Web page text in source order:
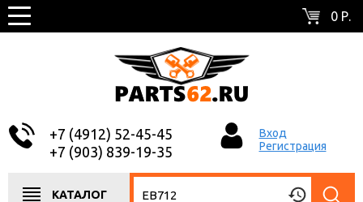
0 Р.
+7 (4912) 52-45-45
+7 (903) 839-19-35
Вход
Регистрация
КАТАЛОГ